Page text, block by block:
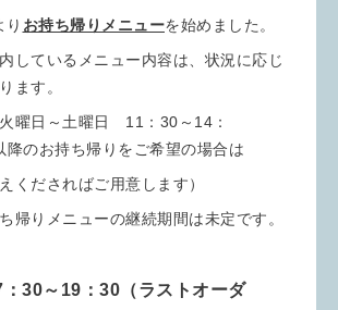
り お持ち帰りメニューを始めました。
しているメニュー内容は、状況に応じ
ます。
曜日～土曜日 11：30～14：
のお持ち帰りをご希望の場合は
くださればご用意します）
帰りメニューの継続期間は未定です。
：30～19：30（ラストオーダ